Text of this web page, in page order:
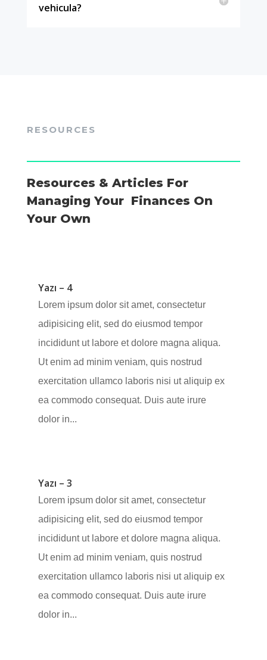
vehicula?
RESOURCES
Resources & Articles For
Managing Your Finances On
Your Own
Yazı – 4
Lorem ipsum dolor sit amet, consectetur
adipisicing elit, sed do eiusmod tempor
incididunt ut labore et dolore magna aliqua.
Ut enim ad minim veniam, quis nostrud
exercitation ullamco laboris nisi ut aliquip ex
ea commodo consequat. Duis aute irure
dolor in...
Yazı – 3
Lorem ipsum dolor sit amet, consectetur
adipisicing elit, sed do eiusmod tempor
incididunt ut labore et dolore magna aliqua.
Ut enim ad minim veniam, quis nostrud
exercitation ullamco laboris nisi ut aliquip ex
ea commodo consequat. Duis aute irure
dolor in...